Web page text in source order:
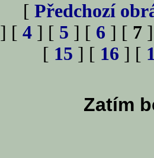
[ Předchozí
] [ 4 ] [ 5 ] [ 6 ] [ 7
[ 15 ] [ 16 ] [
Zatím